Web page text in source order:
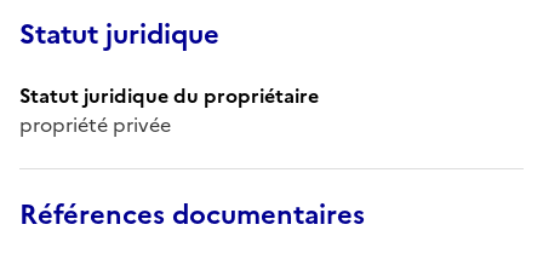
Statut juridique
Statut juridique du propriétaire
propriété privée
Références documentaires